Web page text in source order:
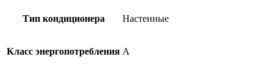
Тип кондиционера Настенные
Класс энергопотребления А